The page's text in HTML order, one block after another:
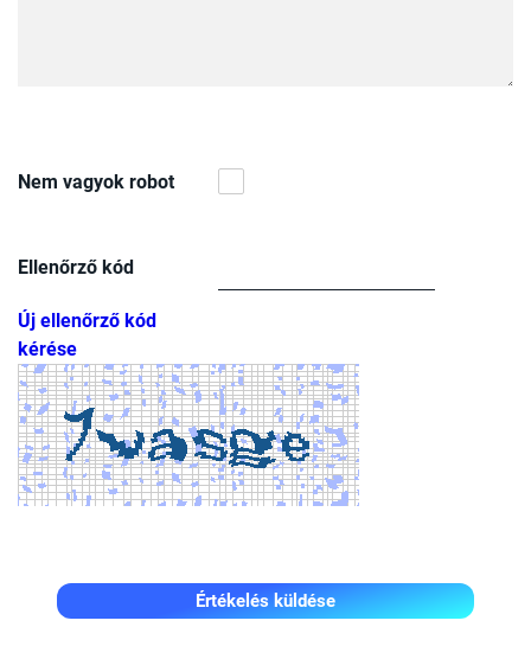
Nem vagyok robot
Ellenőrző kód
Új ellenőrző kód
kérése
Értékelés küldése